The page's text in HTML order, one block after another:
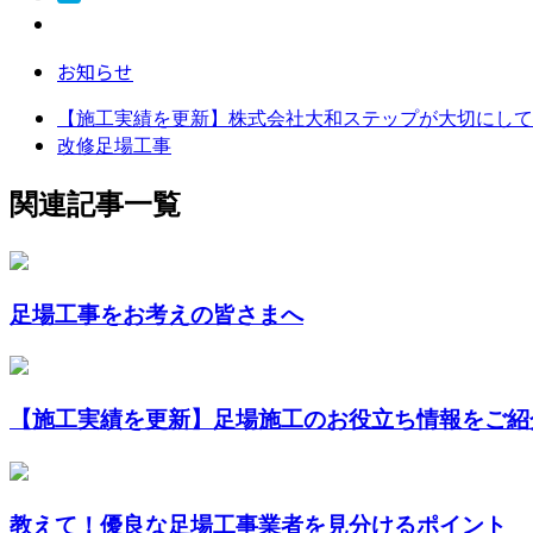
お知らせ
【施工実績を更新】株式会社大和ステップが大切にし
改修足場工事
関連記事一覧
足場工事をお考えの皆さまへ
【施工実績を更新】足場施工のお役立ち情報をご紹
教えて！優良な足場工事業者を見分けるポイント